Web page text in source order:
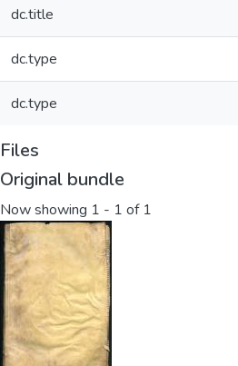
dc.title
dc.type
dc.type
Files
Original bundle
Now showing 1 - 1 of 1